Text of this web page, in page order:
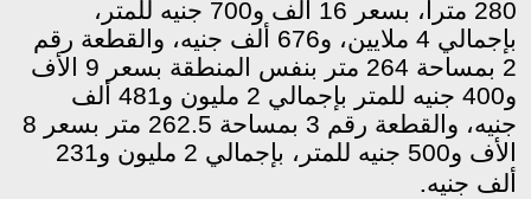
280 متراً، بسعر 16 ألف و700 جنيه للمتر،
بإجمالي 4 ملايين، و676 ألف جنيه، والقطعة رقم
2 بمساحة 264 متر بنفس المنطقة بسعر 9 الأف
و400 جنيه للمتر بإجمالي 2 مليون و481 ألف
جنيه، والقطعة رقم 3 بمساحة 262.5 متر بسعر 8
الأف و500 جنيه للمتر، بإجمالي 2 مليون و231
ألف جنيه